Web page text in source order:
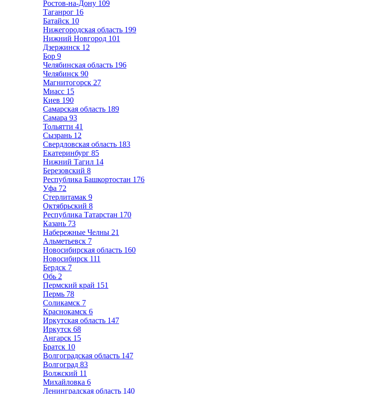
Ростов-на-Дону 109
Таганрог 16
Батайск 10
Нижегородская область 199
Нижний Новгород 101
Дзержинск 12
Бор 9
Челябинская область 196
Челябинск 90
Магнитогорск 27
Миасс 15
Киев 190
Самарская область 189
Самара 93
Тольятти 41
Сызрань 12
Свердловская область 183
Екатеринбург 85
Нижний Тагил 14
Березовский 8
Республика Башкортостан 176
Уфа 72
Стерлитамак 9
Октябрьский 8
Республика Татарстан 170
Казань 73
Набережные Челны 21
Альметьевск 7
Новосибирская область 160
Новосибирск 111
Бердск 7
Обь 2
Пермский край 151
Пермь 78
Соликамск 7
Краснокамск 6
Иркутская область 147
Иркутск 68
Ангарск 15
Братск 10
Волгоградская область 147
Волгоград 83
Волжский 11
Михайловка 6
Ленинградская область 140